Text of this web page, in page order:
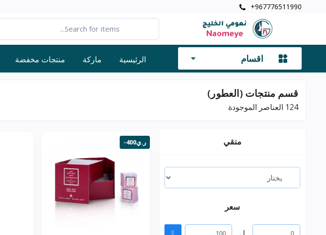
+967776511990
اقسام الرئيسية ماركة منتجات مخفضة
قسم منتجات (العطور)
124 العناصر الموجودة
منقي
سعر
-400ر.ي